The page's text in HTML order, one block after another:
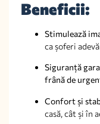
Beneficii:
Stimulează
ca șoferi
Siguranță
frână de
Confort și
casă, cât și în